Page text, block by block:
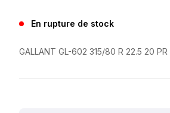
En rupture de stock
GALLANT GL-602 315/80 R 22.5 20 PR